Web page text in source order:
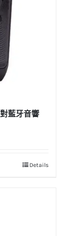
藍牙音響
Details